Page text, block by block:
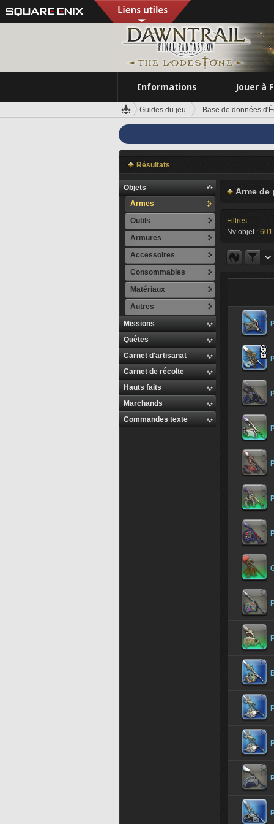
Informations Jouer à
Guides du jeu Base de données
Résultats
Objets
Armes
Outils
Armures
Accessoires
Consommables
Matériaux
Autres
Missions
Quêtes
Carnet d'artisanat
Carnet de récolte
Hauts faits
Marchands
Commandes texte
Arme de
Filtres
Nv objet :